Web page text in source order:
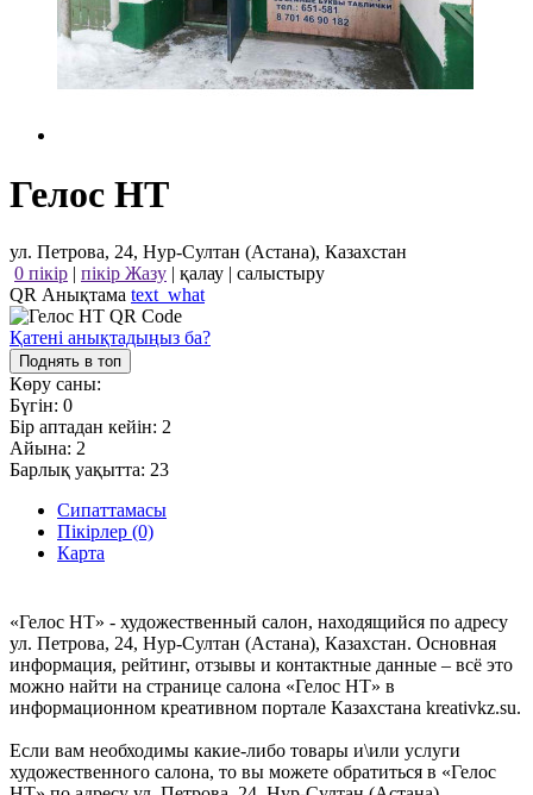
Гелос НТ
ул. Петрова, 24, Нур-Султан (Астана), Казахстан
0 пікір | пікір Жазу | қалау | салыстыру
QR Анықтама text_what
Қатені анықтадыңыз ба?
Поднять в топ
Көру саны:
Бүгін: 0
Бір аптадан кейін: 2
Айына: 2
Барлық уақытта: 23
Сипаттамасы
Пікірлер (0)
Карта
«Гелос НТ» - художественный салон, находящийся по адресу
ул. Петрова, 24, Нур-Султан (Астана), Казахстан. Основная
информация, рейтинг, отзывы и контактные данные – всё это
можно найти на странице салона «Гелос НТ» в
информационном креативном портале Казахстана kreativkz.su.
Если вам необходимы какие-либо товары и\или услуги
художественного салона, то вы можете обратиться в «Гелос